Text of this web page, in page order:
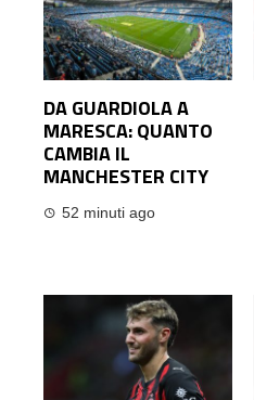
DA GUARDIOLA A
MARESCA: QUANTO
CAMBIA IL
MANCHESTER CITY
52 minuti ago